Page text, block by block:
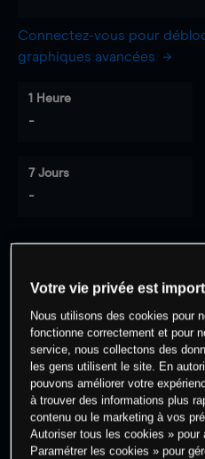
Connectez-vous pour
graphiques avancées
1 Heure
-
7 Jours
-
cet actif
Votre vie privée est
Nous utilisons des cookies pour
fonctionne correctement et pour
service, nous collectons des
les gens utilisent le site. En
pouvons améliorer votre
à trouver des informations plus
contenu ou le marketing à vos
Autoriser tous les cookies » pour
Paramétrer les cookies » pour